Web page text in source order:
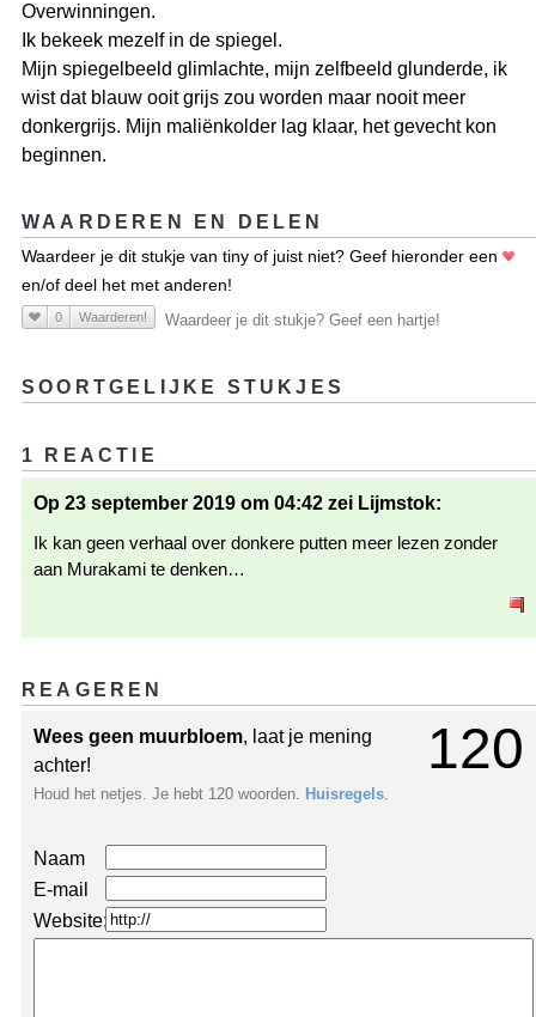
Overwinningen.
Ik bekeek mezelf in de spiegel.
Mijn spiegelbeeld glimlachte, mijn zelfbeeld glunderde, ik
wist dat blauw ooit grijs zou worden maar nooit meer
donkergrijs. Mijn maliënkolder lag klaar, het gevecht kon
beginnen.
WAARDEREN EN DELEN
Waardeer je dit stukje van tiny of juist niet? Geef hieronder een
en/of deel het met anderen!
0 Waarderen! Waardeer je dit stukje? Geef een hartje!
SOORTGELIJKE STUKJES
1 REACTIE
Op 23 september 2019 om 04:42 zei Lijmstok:
Ik kan geen verhaal over donkere putten meer lezen zonder
aan Murakami te denken…
REAGEREN
120
Wees geen muurbloem, laat je mening
achter!
Houd het netjes. Je hebt 120 woorden. Huisregels
Naam
E-mail
Website: